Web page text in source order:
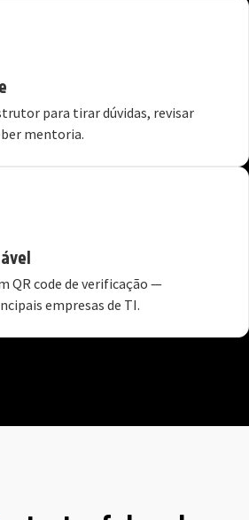
para tirar dúvidas, revisar
mentoria.
QR code de verificação —
empresas de TI.